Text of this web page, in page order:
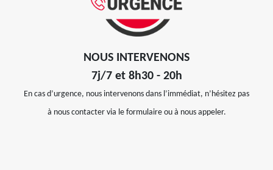
NOUS INTERVENONS
7j/7 et 8h30 - 20h
En cas d’urgence, nous intervenons dans l’immédiat, n’hésitez pas
à nous contacter via le formulaire ou à nous appeler.